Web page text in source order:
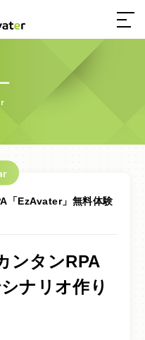
0555
わせ
「EzAvater」無料体験
ンタンRPA
ナリオ作り